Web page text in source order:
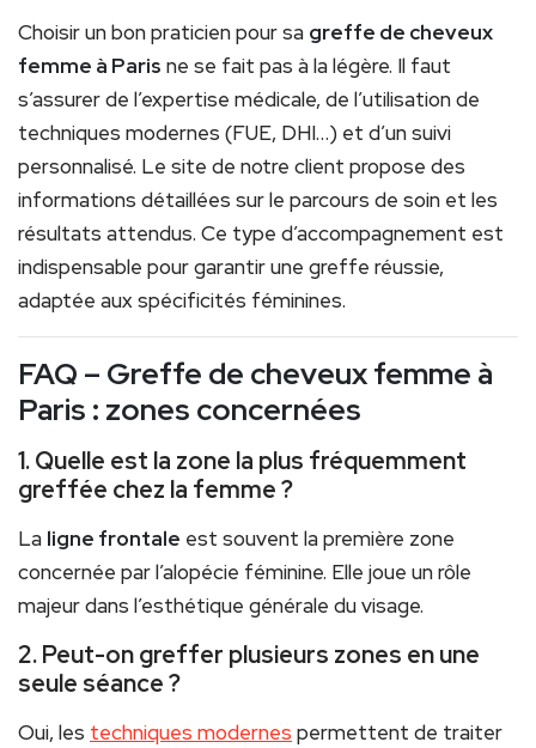
Choisir un bon praticien pour sa greffe de cheveux
femme à Paris ne se fait pas à la légère. Il faut
s’assurer de l’expertise médicale, de l’utilisation de
techniques modernes (FUE, DHI…) et d’un suivi
personnalisé. Le site de notre client propose des
informations détaillées sur le parcours de soin et les
résultats attendus. Ce type d’accompagnement est
indispensable pour garantir une greffe réussie,
adaptée aux spécificités féminines.
FAQ – Greffe de cheveux femme à
Paris : zones concernées
1. Quelle est la zone la plus fréquemment
greffée chez la femme ?
La ligne frontale est souvent la première zone
concernée par l’alopécie féminine. Elle joue un rôle
majeur dans l’esthétique générale du visage.
2. Peut-on greffer plusieurs zones en une
seule séance ?
Oui, les techniques modernes permettent de traiter